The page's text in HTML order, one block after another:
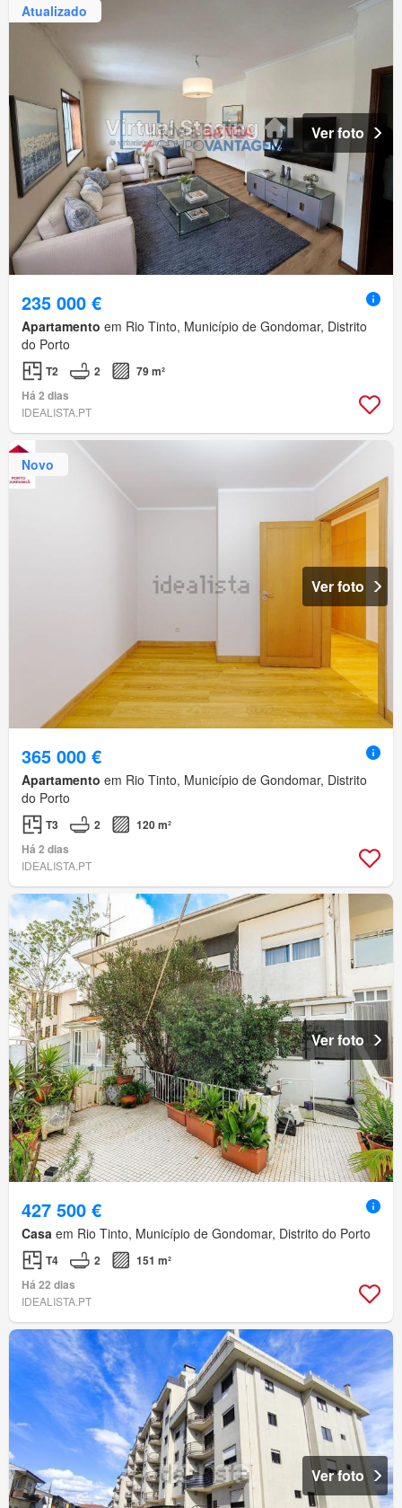
Atualizado
Ver foto
235 000 €
Apartamento em Rio Tinto, Município de Gondomar, Distrito
do Porto
T2 2
79 m²
Há 2 dias
IDEALISTA.PT
Novo
Ver foto
365 000 €
Apartamento em Rio Tinto, Município de Gondomar, Distrito
do Porto
T3 2
120 m²
Há 2 dias
IDEALISTA.PT
Ver foto
427 500 €
Casa em Rio Tinto, Município de Gondomar, Distrito do Porto
T4 2
151 m²
Há 22 dias
IDEALISTA.PT
Ver foto